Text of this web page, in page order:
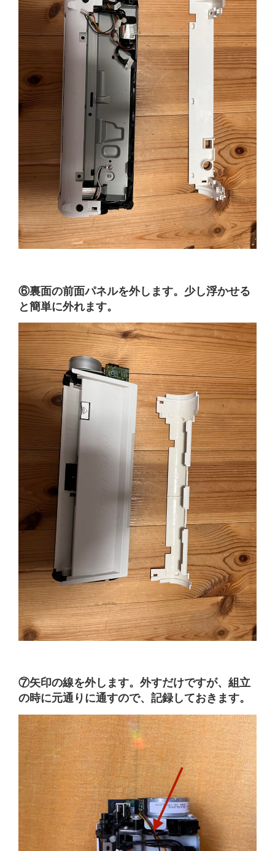
⑥裏面の前面パネルを外します。少し浮かせる
と簡単に外れます。
⑦矢印の線を外します。外すだけですが、組立
の時に元通りに通すので、記録しておきます。